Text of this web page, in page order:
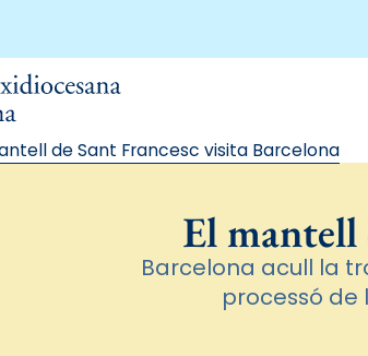
de Sant Francesc visita Barcelona
El mantell
Barcelona acull la
processó de